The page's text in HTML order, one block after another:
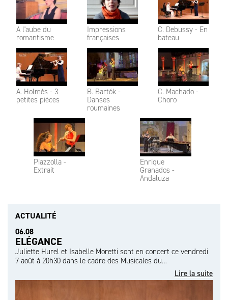
A l'aube du
romantisme
Impressions
françaises
C. Debussy - En
bateau
A. Holmès - 3
petites pièces
B. Bartók -
Danses
roumaines
C. Machado -
Choro
Piazzolla -
Extrait
Enrique
Granados -
Andaluza
ACTUALITÉ
06.08
ELÉGANCE
Juliette Hurel et Isabelle Moretti sont en concert ce vendredi
7 août à 20h30 dans le cadre des Musicales du…
Lire la suite